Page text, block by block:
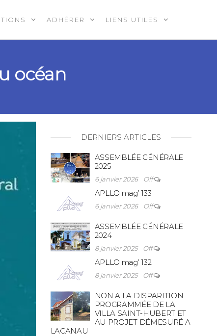
ADHÉRER LIENS UTILES
océan
DERNIERS ARTICLES
ASSEMBLÉE GÉNÉRALE
2025
6 janvier 2026 Off
APLLO mag’ 133
6 janvier 2026 Off
ASSEMBLÉE GÉNÉRALE
2024
8 janvier 2025 Off
APLLO mag’ 132
8 janvier 2025 Off
NON A LA DISPARITION
PROGRAMMÉE DE LA
VILLA SAINT-HUBERT ET
AU PROJET DÉMESURÉ A
LACANAU